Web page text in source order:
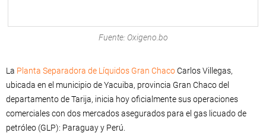
Fuente: Oxigeno.bo
La Planta Separadora de Líquidos Gran ChacoCarlos Villegas,
ubicada en el municipio de Yacuiba, provincia Gran Chaco del
departamento de Tarija, inicia hoy oficialmente sus operaciones
comerciales con dos mercados asegurados para el gas licuado de
petróleo (GLP): Paraguay y Perú.